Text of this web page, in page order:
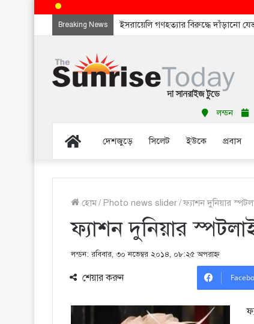
Breaking News ইসরায়েলি গণহত্যার বিরুদ্ধে দাঁড়ানো
লন্ডন
Homeদেশজুড়ে সিলেট ইউকে প্রবাস
হোম/ Photo news slider/ফ্যাশন দুনিয়ার
ফ্যাশন দুনিয়ার
লন্ডন: রবিবার, ৩০ নভেম্বর ২০১৪, ০৮:২৫ অপরাহ্ণ
শেয়ার করুন